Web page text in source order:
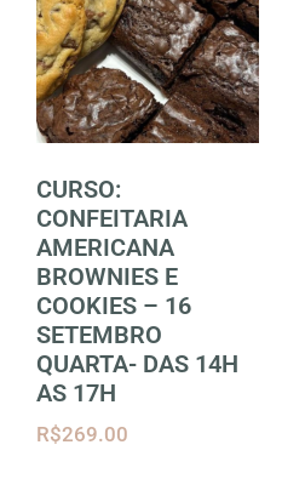
CURSO:
CONFEITARIA
AMERICANA
BROWNIES E
COOKIES – 16
SETEMBRO
QUARTA- DAS 14H
AS 17H
R$269.00